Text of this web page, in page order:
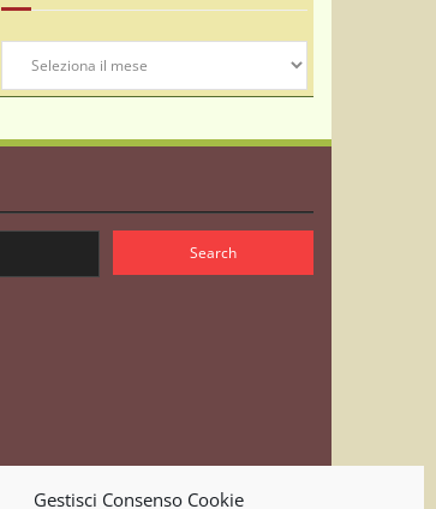
Gestisci Consenso Cookie
Archivi